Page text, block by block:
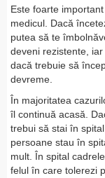
Este foarte
medicul. Dacă
putea să te
deveni rezistente,
dacă trebuie să
devreme.
În majoritatea
îl continuă acasă.
trebui să stai în
persoane stau în
mult. În spital
felul în care tolerezi